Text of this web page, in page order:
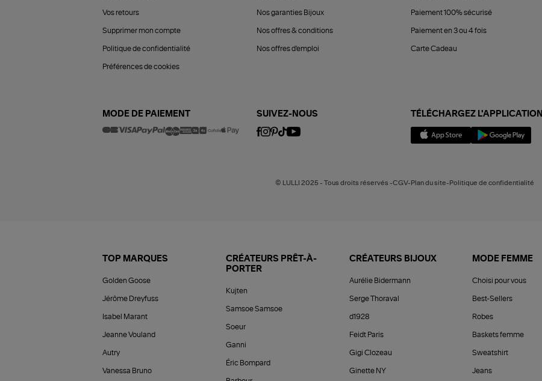
Vos retours
Supprimer mon compte
Politique de confidentialité
Préférences de cookies
Nos garanties Bijoux
Nos offres & conditions
Nos offres d'emploi
Paiement 100% sécurisé
Paiement en 3 ou 4 fois
Carte Cadeau
MODE DE PAIEMENT SUIVEZ-NOUS TÉLÉCHARGEZ L'APPLICATION
© LULLI 2025 - Tous droits réservés -CGV-Plan du site-Politique de confidentialité
TOP MARQUES
Golden Goose
Jérôme Dreyfuss
Isabel Marant
Jeanne Vouland
Autry
Vanessa Bruno
CRÉATEURS PRÊT-À-
PORTER
Kujten
Samsoe Samsoe
Soeur
Ganni
Éric Bompard
CRÉATEURS BIJOUX
Aurélie Bidermann
Serge Thoraval
d1928
Feidt Paris
Gigi Clozeau
Ginette NY
MODE FEMME
Choisi pour vous
Best-Sellers
Robes
Baskets femme
Sweatshirt
Jeans